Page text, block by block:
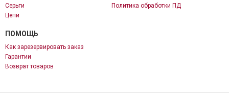
Серьги
Цепи
Политика обработки ПД
ПОМОЩЬ
Как зарезервировать заказ
Гарантии
Возврат товаров